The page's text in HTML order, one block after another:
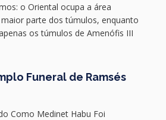
o Oriental ocupa a área
parte dos túmulos, enquanto
os túmulos de Amenófis III
Funeral de Ramsés
Como Medinet Habu Foi